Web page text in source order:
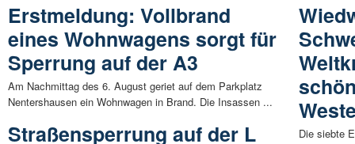
Erstmeldung: Vollbrand
eines Wohnwagens sorgt für
Sperrung auf der A3
Am Nachmittag des 6. August geriet auf dem Parkplatz
Nentershausen ein Wohnwagen in Brand. Die Insassen ...
Straßensperrung auf der L
Die siebte